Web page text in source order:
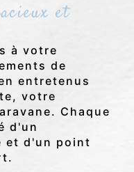
et
à votre
de
entretenus
votre
Chaque
d'un
et d'un point